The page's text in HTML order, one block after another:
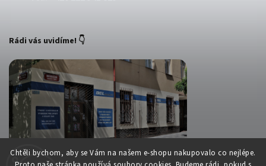
Chtěli bychom, aby se Vám na našem e-shopu nakupovalo co nejlépe.
Rádi vás uvidíme! 👇